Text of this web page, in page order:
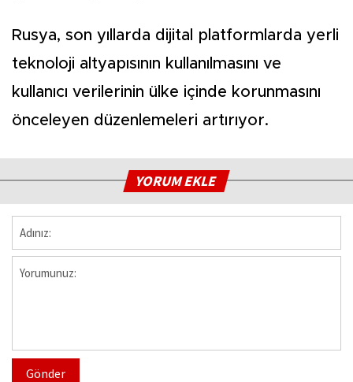
Rusya, son yıllarda dijital platformlarda yerli
teknoloji altyapısının kullanılmasını ve
kullanıcı verilerinin ülke içinde korunmasını
önceleyen düzenlemeleri artırıyor.
YORUM EKLE
Gönder